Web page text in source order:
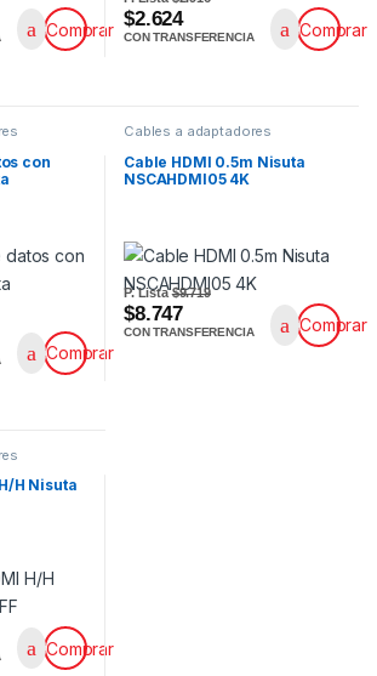
Comprar $2.624
CON TRANSFERENCIA Comprar
con
Comprar
Cables a adaptadores
Cable HDMI 0.5m Nisuta
NSCAHDMI05 4K
P. Lista$9.719
$8.747
CON TRANSFERENCIA Comprar
H Nisuta
Comprar